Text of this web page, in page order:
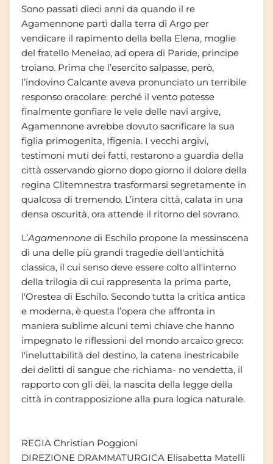
Sono passati dieci anni da quando il re
Agamennone partì dalla terra di Argo per
vendicare il rapimento della bella Elena, moglie
del fratello Menelao, ad opera di Paride, principe
troiano. Prima che l’esercito salpasse, però,
l’indovino Calcante aveva pronunciato un terribile
responso oracolare: perché il vento potesse
finalmente gonfiare le vele delle navi argive,
Agamennone avrebbe dovuto sacrificare la sua
figlia primogenita, Ifigenia. I vecchi argivi,
testimoni muti dei fatti, restarono a guardia della
città osservando giorno dopo giorno il dolore della
regina Clitemnestra trasformarsi segretamente in
qualcosa di tremendo. L’intera città, calata in una
densa oscurità, ora attende il ritorno del sovrano.
L’Agamennonedi Eschilo propone la messinscena
di una delle più grandi tragedie dell'antichità
classica, il cui senso deve essere colto all'interno
della trilogia di cui rappresenta la prima parte,
l'Orestea di Eschilo. Secondo tutta la critica antica
e moderna, è questa l’opera che affronta in
maniera sublime alcuni temi chiave che hanno
impegnato le riflessioni del mondo arcaico greco:
l'ineluttabilità del destino, la catena inestricabile
dei delitti di sangue che richiama- no vendetta, il
rapporto con gli dèi, la nascita della legge della
città in contrapposizione alla pura logica naturale.
REGIA Christian Poggioni
DIREZIONE DRAMMATURGICA Elisabetta Matelli